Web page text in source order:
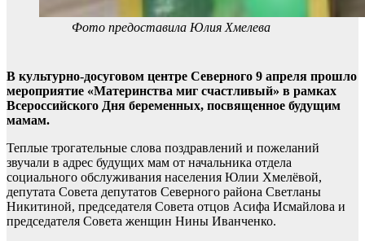
Фото предоставила Юлия Хмелева
В культурно-досуговом центре Северного 9 апреля прошло
мероприятие «Материнства миг счастливый» в рамках
Всероссийского Дня беременных, посвященное будущим
мамам.
Теплые трогательные слова поздравлений и пожеланий
звучали в адрес будущих мам от начальника отдела
социального обслуживания населения Юлии Хмелёвой,
депутата Совета депутатов Северного района Светланы
Никитиной, председателя Совета отцов Асифа Исмайлова и
председателя Совета женщин Нины Иванченко.